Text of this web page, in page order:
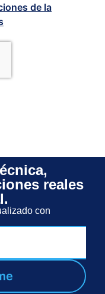
de la
reales
con